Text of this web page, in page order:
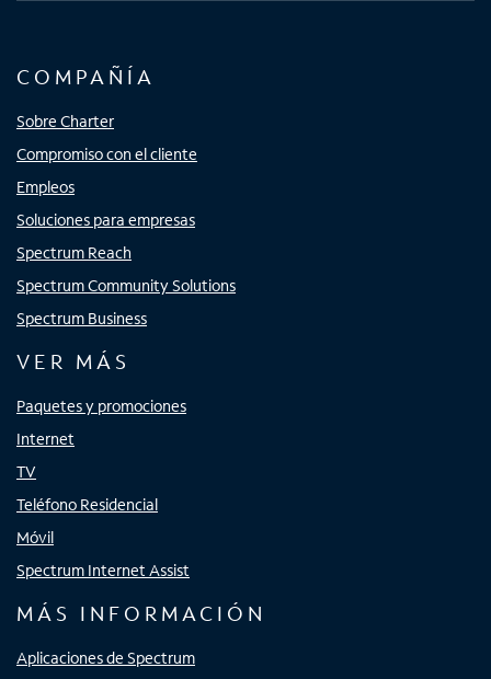
COMPAÑÍA
Sobre Charter
Compromiso con el cliente
Empleos
Soluciones para empresas
Spectrum Reach
Spectrum Community Solutions
Spectrum Business
VER MÁS
Paquetes y promociones
Internet
TV
Teléfono Residencial
Móvil
Spectrum Internet Assist
MÁS INFORMACIÓN
Aplicaciones de Spectrum